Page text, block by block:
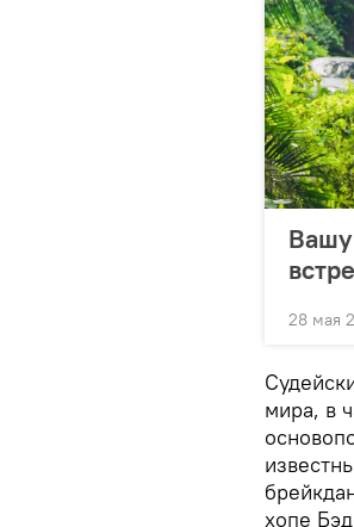
28 мая
мира, в
хопе